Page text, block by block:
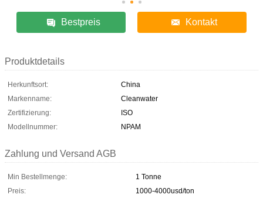
Bestpreis Kontakt
Produktdetails
Herkunftsort:
China
Markenname:
Cleanwater
Zertifizierung:
ISO
Modellnummer:
NPAM
Zahlung und Versand AGB
Min Bestellmenge:
1 Tonne
Preis:
1000-4000usd/ton